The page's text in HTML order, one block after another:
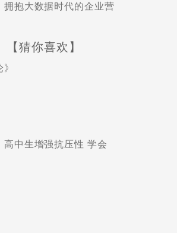
拥抱大数据时代的企业营
【猜你喜欢】
高中生增强抗压性 学会